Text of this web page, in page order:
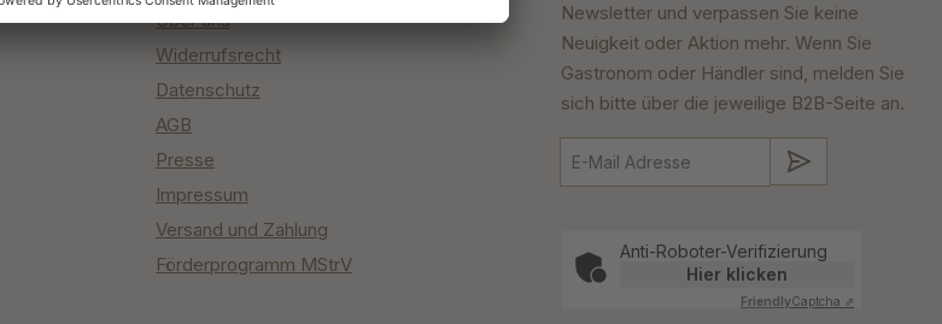
Über uns
Widerrufsrecht
Datenschutz
AGB
Presse
Impressum
Versand und Zahlung
Förderprogramm MStrV
Newsletter und verpassen Sie keine
Neuigkeit oder Aktion mehr. Wenn Sie
Gastronom oder Händler sind, melden Sie
sich bitte über die jeweilige B2B-Seite an.
Anti-Roboter-Verifizierung
Hier klicken
FriendlyCaptcha ⇗